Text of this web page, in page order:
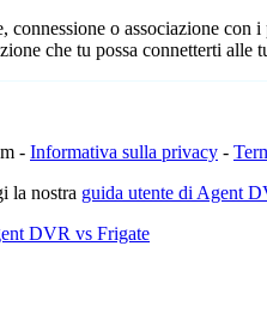
o associazione
che tu possa connetterti alle
- Informativa sulla privacy -
la nostra guida utente di Agent
DVR vs Frigate